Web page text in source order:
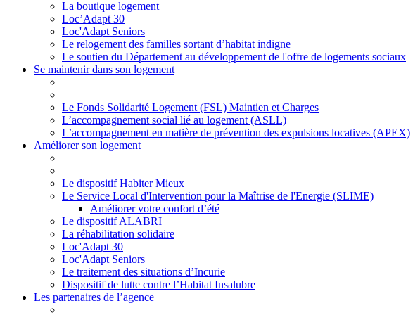
La boutique logement
Loc’Adapt 30
Loc'Adapt Seniors
Le relogement des familles sortant d’habitat indigne
Le soutien du Département au développement de l'offre de logements sociaux
Se maintenir dans son logement
Le Fonds Solidarité Logement (FSL) Maintien et Charges
L’accompagnement social lié au logement (ASLL)
L’accompagnement en matière de prévention des expulsions locatives (APEX)
Améliorer son logement
Le dispositif Habiter Mieux
Le Service Local d'Intervention pour la Maîtrise de l'Energie (SLIME)
Améliorer votre confort d’été
Le dispositif ALABRI
La réhabilitation solidaire
Loc'Adapt 30
Loc'Adapt Seniors
Le traitement des situations d’Incurie
Dispositif de lutte contre l’Habitat Insalubre
Les partenaires de l’agence